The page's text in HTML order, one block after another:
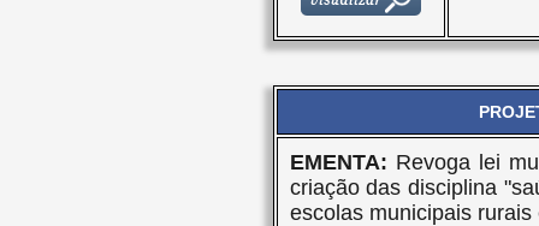
EMENTA: Revoga lei
criação das disciplina
escolas municipais